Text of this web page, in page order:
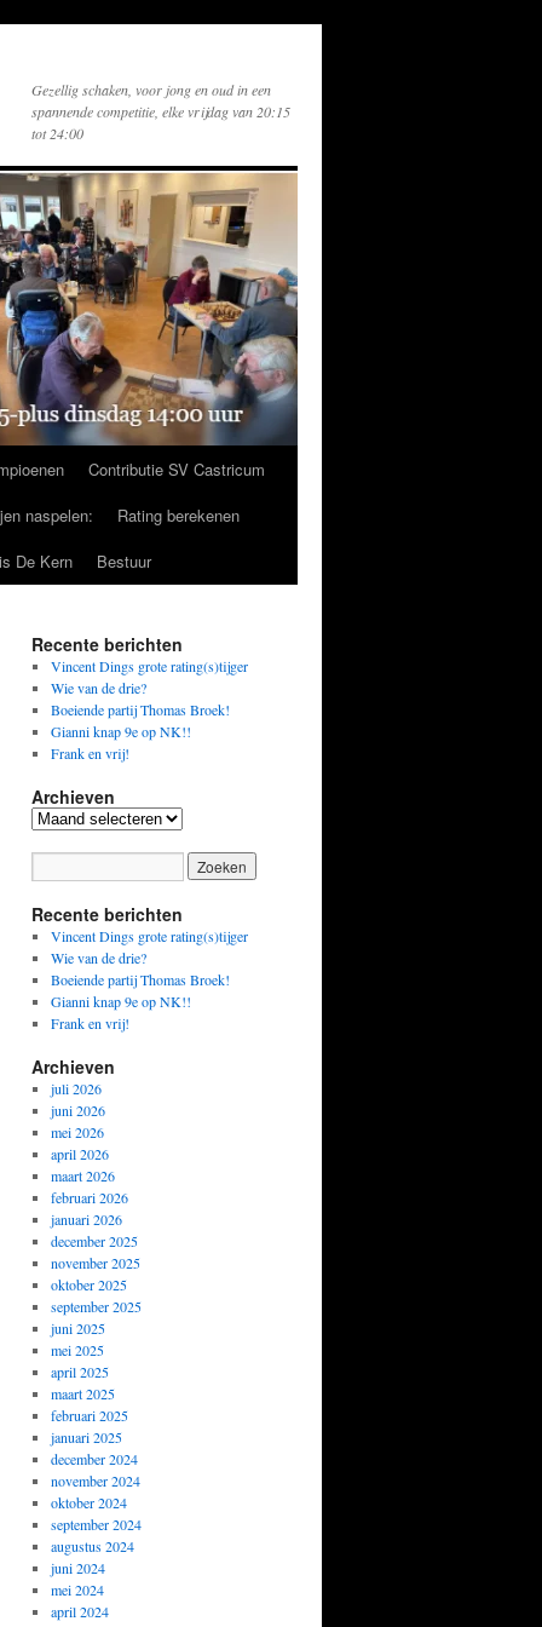
Gezellig schaken, voor jong en oud in een
spannende competitie, elke vrijdag van 20:15
tot 24:00
Contributie SV Castricum
naspelen:
Rating berekenen
De Kern Bestuur
Recente berichten
Vincent Dings grote rating(s)tijger
Wie van de drie?
Boeiende partij Thomas Broek!
Gianni knap 9e op NK!!
Frank en vrij!
Archieven
Archieven
Recente berichten
Vincent Dings grote rating(s)tijger
Wie van de drie?
Boeiende partij Thomas Broek!
Gianni knap 9e op NK!!
Frank en vrij!
Archieven
juli 2026
juni 2026
mei 2026
april 2026
maart 2026
februari 2026
januari 2026
december 2025
november 2025
oktober 2025
september 2025
juni 2025
mei 2025
april 2025
maart 2025
februari 2025
januari 2025
december 2024
november 2024
oktober 2024
september 2024
augustus 2024
juni 2024
mei 2024
april 2024